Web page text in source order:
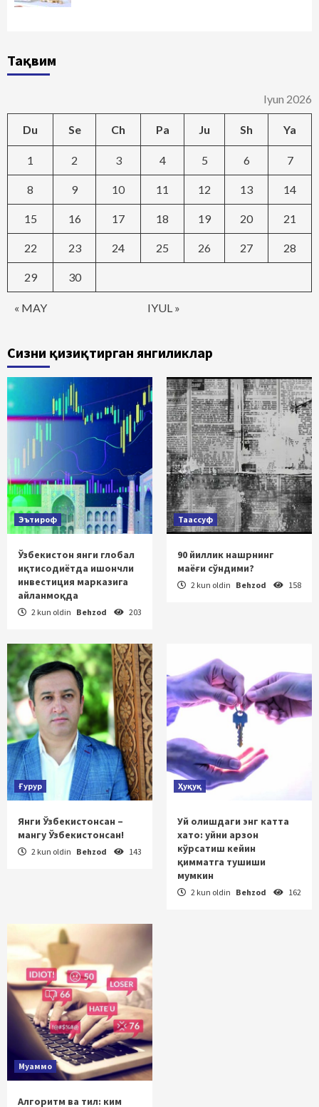
Тақвим
Iyun 2026
Du Se Ch Pa Ju Sh Ya
« MAY IYUL »
1 2 3 4 5 6 7
8 9 10 11 12 13 14
15 16 17 18 19 20 21
22 23 24 25 26 27 28
29 30
Сизни қизиқтирган янгиликлар
Эътироф
Ўзбекистон янги глобал
иқтисодиётда ишончли
инвестиция марказига
айланмоқда
2 kun oldin Behzod 203
Таассуф
90 йиллик нашрнинг
маёғи сўндими?
2 kun oldin Behzod 158
Ғурур
Янги Ўзбекистонсан –
мангу Ўзбекистонсан!
2 kun oldin Behzod 143
Ҳуқуқ
Уй олишдаги энг катта
хато: уйни арзон
кўрсатиш кейин
қимматга тушиши
мумкин
2 kun oldin Behzod 162
Муаммо
Алгоритм ва тил: ким